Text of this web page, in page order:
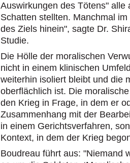
Auswirkungen des Tötens" alle
Schatten stellten. Manchmal
des Ziels hinein", sagte Dr.
Studie.
Die Hölle der moralischen
nicht in einem klinischen
weiterhin isoliert bleibt und die
oberflächlich ist. Die
den Krieg in Frage, in dem er
Zusammenhang mit der
in einem Gerichtsverfahren,
Kontext, in dem der Krieg
Boudreau führt aus: "Niemand